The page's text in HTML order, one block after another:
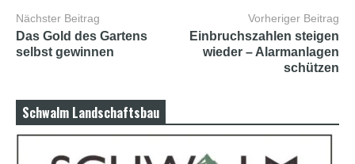
Nächster Beitrag
Das Gold des Gartens
selbst gewinnen
Vorheriger Beitrag
Einbruchszahlen steigen
wieder – Alarmanlagen
schützen
Schwalm Landschaftsbau